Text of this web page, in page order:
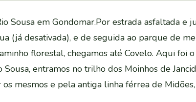
Sousa em Gondomar.Por estrada asfaltada e
(já desativada), e de seguida ao parque de
florestal, chegamos até Covelo. Aqui foi
entramos no trilho dos Moinhos de
mesmos e pela antiga linha férrea de